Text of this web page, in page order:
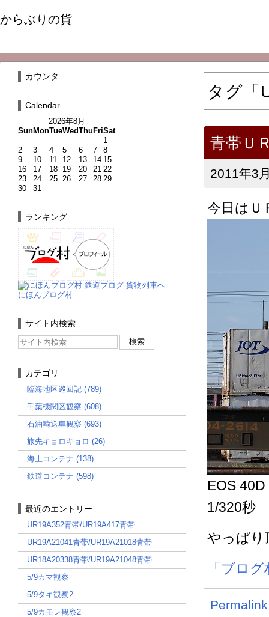
からぶりの貨
タグ「
青帯Ｕ
2011年3
今日はＵ
EOS
1/320秒
やっぱり
「ブロ
Permalink
カウンタ
Calendar
2026年8月
SunMonTueWedThu FriSat
1
2
3 4 5 6 7
8
9
10 11 12 13 14 15
16
17 18 19 20 21 22
23
24 25 26 27 28 29
30
31
ランキング
にほんブログ村
サイト内検索
カテゴリ
臨海地区巡回記 (789)
千葉機関区観察 (608)
石油輸送車観察 (693)
旅先キョロキョロ (26)
海上コンテナ (138)
鉄道コンテナ (598)
最近のエントリー
UR19A352青帯/UR19A417青帯
UR19A21041青帯/UR19A21018青帯
UR18A20338青帯/UR19A21048青帯
5/9カマ観察
5/9タキ観察2
5/9カモレ観察2